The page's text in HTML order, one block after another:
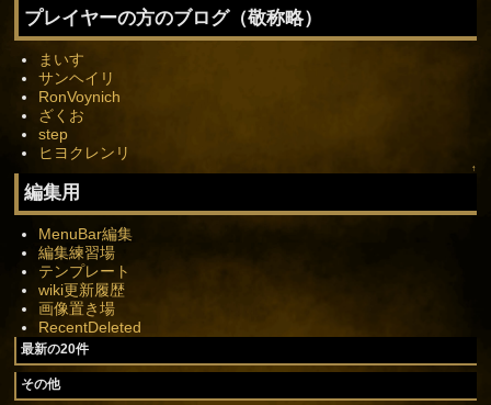
プレイヤーの方のブログ（敬称略）
まいす
サンヘイリ
RonVoynich
ざくお
step
ヒヨクレンリ
↑
編集用
MenuBar編集
編集練習場
テンプレート
wiki更新履歴
画像置き場
RecentDeleted
最新の20件
その他